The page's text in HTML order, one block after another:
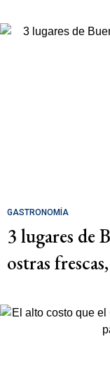
GASTRONOMÍA
3 lugares de
ostras